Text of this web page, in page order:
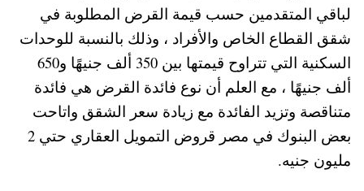
لباقي المتقدمين حسب قيمة القرض المطلوبة في
شقق القطاع الخاص والأفراد ، وذلك بالنسبة للوحدات
السكنية التي تتراوح قيمتها بين 350 ألف جنيهًا و650
ألف جنيهًا ، مع العلم أن نوع فائدة القرض هي فائدة
متناقصة وتزيد الفائدة مع زيادة سعر الشقق واتاحت
بعض البنوك في مصر قروض التمويل العقاري حتي 2
مليون جنيه.